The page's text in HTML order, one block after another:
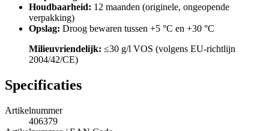
Houdbaarheid: 12 maanden (originele, ongeopende
verpakking)
Opslag: Droog bewaren tussen +5 °C en +30 °C
Milieuvriendelijk: ≤30 g/l VOS (volgens EU-richtlijn
2004/42/CE)
Specificaties
Artikelnummer
406379